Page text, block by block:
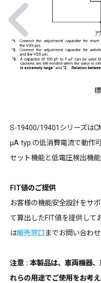
S-19400/19401シリーズは
μA typ.の低消費電流で動作
セット機能と低電圧検出機能
FIT値のご提供
お客様の機能安全設計をサ
て算出したFIT値を提供して
は販売窓口 までお問い合わせ
注意 : 本製品は、車両機器
れらの用途でご使用をお考